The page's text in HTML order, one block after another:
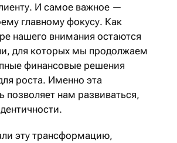
И самое важное —
главному фокусу. Как
нашего внимания остаются
для которых мы продолжаем
финансовые решения
роста. Именно эта
позволяет нам развиваться,
эту трансформацию,